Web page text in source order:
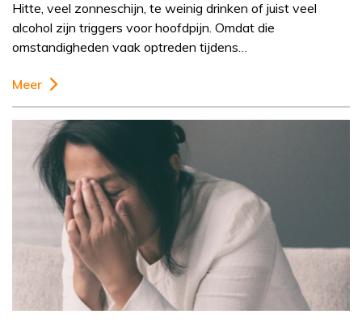
Hitte, veel zonneschijn, te weinig drinken of juist veel
alcohol zijn triggers voor hoofdpijn. Omdat die
omstandigheden vaak optreden tijdens…
Meer